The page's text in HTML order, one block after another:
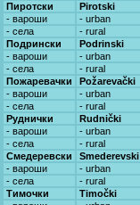
Пиротски
Pirotski
- вароши
- urban
- села
- rural
Подрински
Podrinski
- вароши
- urban
- села
- rural
Пожаревачки
Požarevački
- вароши
- urban
- села
- rural
Руднички
Rudnički
- вароши
- urban
- села
- rural
Смедеревски
Smederevski
- вароши
- urban
- села
- rural
Тимочки
Timočki